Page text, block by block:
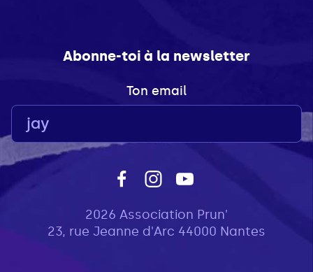
Abonne-toi à la newsletter
Ton email
2026 Association Prun'
23, rue Jeanne d'Arc 44000 Nantes